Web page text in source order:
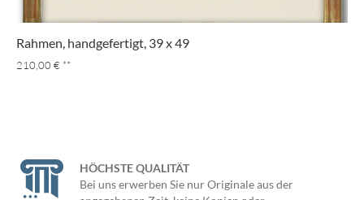
Rahmen, handgefertigt, 39 x 49
210,00 € **
HÖCHSTE QUALITÄT
Bei uns erwerben Sie nur Originale aus der